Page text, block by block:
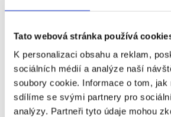
Tato webová stránka používá
K personalizaci obsahu a reklam,
sociálních médií a analýze naší
soubory cookie. Informace o tom, jak
sdílíme se svými partnery pro
analýzy. Partneři tyto údaje mohou
cena
49 000 Kč